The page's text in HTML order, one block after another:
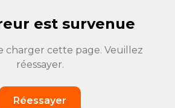
est survenue
charger cette page. Veuillez
réessayer.
Réessayer